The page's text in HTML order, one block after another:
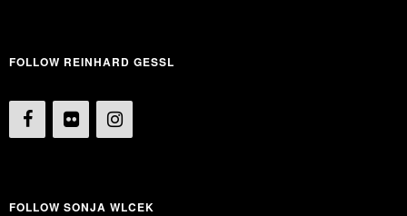
FOLLOW REINHARD GESSL
FOLLOW SONJA WLCEK